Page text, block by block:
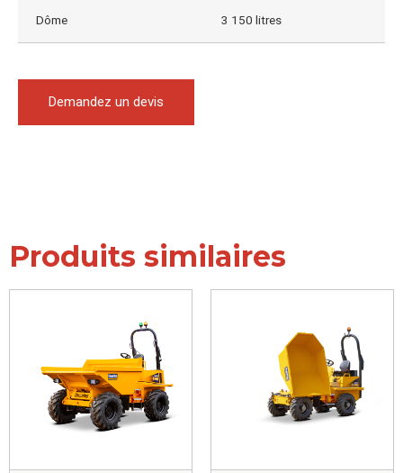
Dôme 3 150 litres
Demandez un devis
Produits similaires